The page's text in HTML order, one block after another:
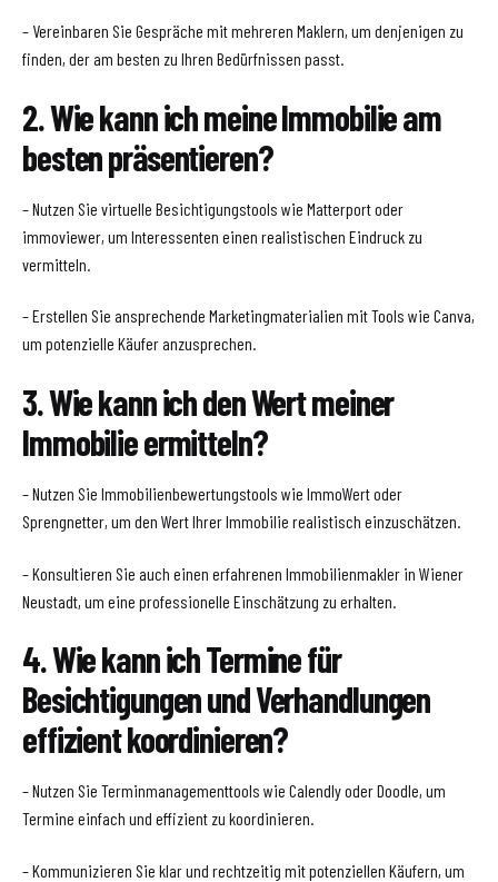
– Vereinbaren Sie Gespräche mit mehreren Maklern, um denjenigen zu
finden, der am besten zu Ihren Bedürfnissen passt.
2. Wie kann ich meine Immobilie am
besten präsentieren?
– Nutzen Sie virtuelle Besichtigungstools wie Matterport oder
immoviewer, um Interessenten einen realistischen Eindruck zu
vermitteln.
– Erstellen Sie ansprechende Marketingmaterialien mit Tools wie Canva,
um potenzielle Käufer anzusprechen.
3. Wie kann ich den Wert meiner
Immobilie ermitteln?
– Nutzen Sie Immobilienbewertungstools wie ImmoWert oder
Sprengnetter, um den Wert Ihrer Immobilie realistisch einzuschätzen.
– Konsultieren Sie auch einen erfahrenen Immobilienmakler in Wiener
Neustadt, um eine professionelle Einschätzung zu erhalten.
4. Wie kann ich Termine für
Besichtigungen und Verhandlungen
effizient koordinieren?
– Nutzen Sie Terminmanagementtools wie Calendly oder Doodle, um
Termine einfach und effizient zu koordinieren.
– Kommunizieren Sie klar und rechtzeitig mit potenziellen Käufern, um